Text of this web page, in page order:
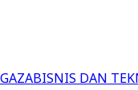
BISNIS DAN